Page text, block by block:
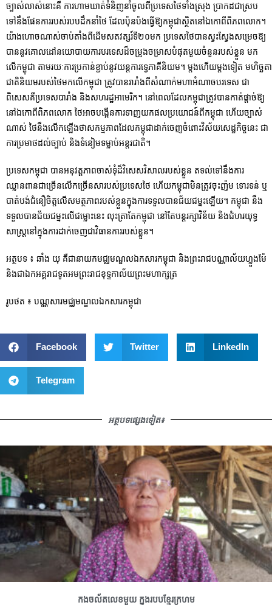
ច្បាស់លាស់នោះគឺ ការហាមឃាត់ទំនិញនាំចូលពីប្រទេសថៃទាំងស្រុង ប្រាកដជាស្រប
ទៅនឹងផែនការរបស់របបដឹកនាំថៃ ដែលប៉ុនប៉ងធ្វើឱ្យកម្ពុជាស្ថិតនៅឯកោពីពិភពលោក។
យ៉ាងហោចណាស់ចាប់តាំងពីដើមសតវត្សរ៍ទី២០មក ប្រទេសថៃបានស្វះស្វែង​សម្រេចឱ្យ
បាននូវគោលដៅនយោបាយការបរទេសដ៏ចម្រូងចម្រាសបំផុតមួយចំនួនរបស់ខ្លួន មក
លើកម្ពុជា តាមរយៈការប្រកាន់ខ្ជាប់នូវយន្តការទ្វេភាគីនិយម។ ម្តងហើយម្តងទៀត មហិច្ឆតា
ជាតិនិយមរបស់ថៃមកលើកម្ពុជា ត្រូវបានរារាំងពីសំណាក់មហាអំណាចបរទេស ជា
ពិសេសគឺប្រទេសបារាំង និងសហរដ្ឋអាមេរិក។ នៅពេលដែលកម្ពុជាត្រូវបានកាត់ផ្ដាច់ឱ្យ
នៅឯកោពីពិភពលោក ថៃអាច​បង្កើនការទាញយកផលប្រយោជន៍ពីកម្ពុជា ហើយច្បាស់
ណាស់ ថៃនឹងលើកឡើងថាសកម្មភាពដែលកម្ពុជាដាក់ចេញចំពោះវិស័យសេដ្ឋកិច្ចនេះ ជា
ការប្រមាថដល់ច្បាប់ និងទំនៀមទម្លាប់អន្តរជាតិ។
ប្រទេស​កម្ពុជា បាន​អនុវត្តភាពចាស់ទុំ​ដ៏វិសេសវិសាលរបស់ខ្លួន តទល់ទៅនឹង​ការ
ឈ្លានពានជាច្រើនលើកច្រើនសា​របស់​ប្រទេសថៃ ហើយកម្ពុជាមិនត្រូវ​ចុះញ៉ម ទោរទន់ ឬ
បាត់បង់ជំនឿចិត្តលើសមត្ថភាពរបស់ខ្លួនក្នុងការ​ទទួលបាន​ជ័យជម្នះឡើយ។ កម្ពុជា នឹង​
ទទួលបានជ័យជម្នះលើជម្លោះនេះ លុះត្រាតែកម្ពុជា នៅតែបន្ត​រក្សា​វិន័យ និង​ជំហរយុទ្ធ
សាស្ត្រ​នៅក្នុង​ការ​ដាក់ចេញជាវិធានការរបស់ខ្លួន។
អត្ថបទ ៖ ឆាំង យុ គឺជា​នាយកមជ្ឈមណ្ឌលឯកសារ​កម្ពុជា និងព្រះរាជបណ្ណាល័យហ្លួងម៉ែ
និងជា​ឯកអគ្គរាជទូតអមព្រះរាជខុទ្ទកាល័យព្រះមហាក្សត្រ
រូបថត ៖ បណ្ណសារមជ្ឈមណ្ឌលឯកសារកម្ពុជា
Facebook Twitter LinkedIn
Telegram
អត្ថបទផ្សេងទៀត៖
កងចល័តលេខមួយ ក្នុងរបបខ្មែរក្រហម